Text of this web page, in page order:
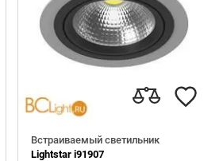
Встраиваемый светильник
Lightstar i91907